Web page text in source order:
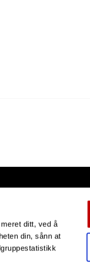
ditt, ved å
din, sånn at